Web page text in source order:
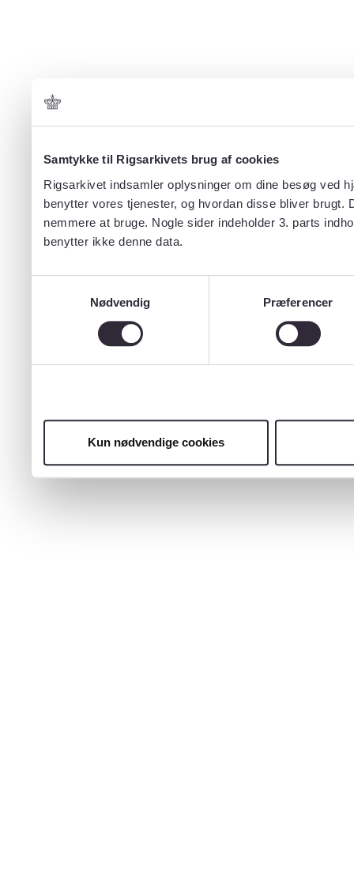
Samtykke til Rigsarkivets brug af cookies
Rigsarkivet indsamler oplysninger om dine besøg ved
benytter vores tjenester, og hvordan disse bliver
nemmere at bruge. Nogle sider indeholder 3. parts
benytter ikke denne data.
Nødvendig
Præferencer
Kun nødvendige cookies